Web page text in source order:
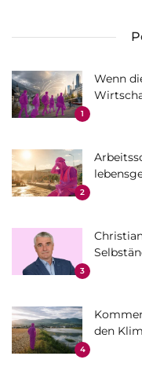
1
Wenn
2
3
4
den